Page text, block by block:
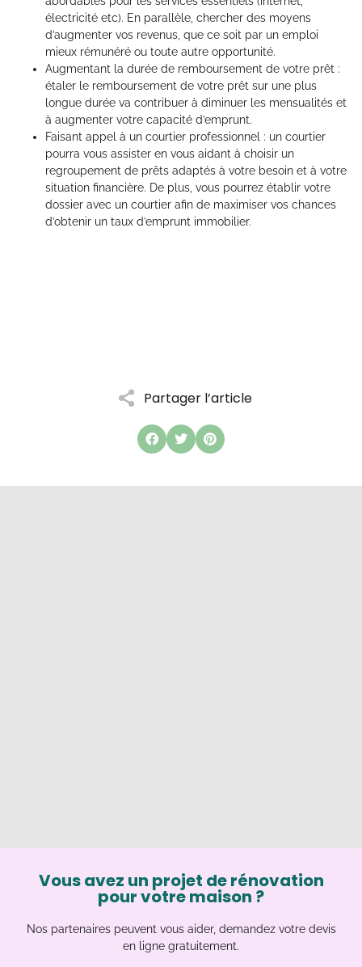
Partager l’article
électricité etc). En parallèle, chercher des moyens
d’augmenter vos revenus, que ce soit par un emploi
mieux rémunéré ou toute autre opportunité.
Augmentant la durée de remboursement de votre prêt :
étaler le remboursement de votre prêt sur une plus
longue durée va contribuer à diminuer les mensualités et
à augmenter votre capacité d’emprunt.
Faisant appel à un courtier professionnel : un courtier
pourra vous assister en vous aidant à choisir un
regroupement de prêts adaptés à votre besoin et à votre
situation financière. De plus, vous pourrez établir votre
dossier avec un courtier afin de maximiser vos chances
d’obtenir un taux d’emprunt immobilier.
Vous avez un projet de rénovation
pour votre maison ?
Nos partenaires peuvent vous aider, demandez votre devis
en ligne gratuitement.